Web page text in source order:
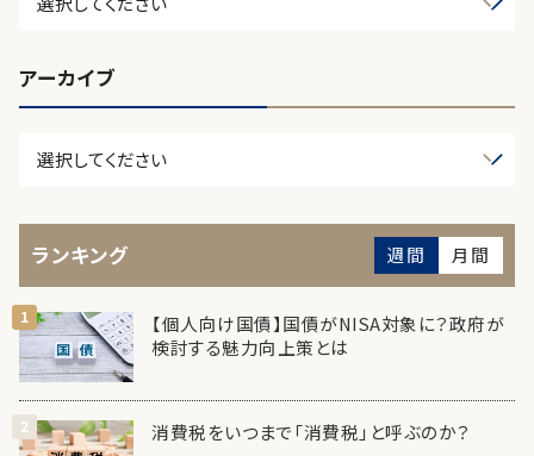
アーカイブ
ランキング 週間 月間
【個人向け国債】国債がNISA対象に？政府が
検討する魅力向上策とは
消費税をいつまで「消費税」と呼ぶのか？